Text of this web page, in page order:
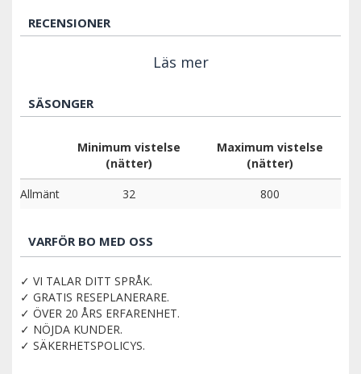
RECENSIONER
Läs mer
SÄSONGER
Minimum vistelse
(nätter)
Maximum vistelse
(nätter)
Allmänt
32 800
VARFÖR BO MED OSS
✓ VI TALAR DITT SPRÅK.
✓ GRATIS RESEPLANERARE.
✓ ÖVER 20 ÅRS ERFARENHET.
✓ NÖJDA KUNDER.
✓ SÄKERHETSPOLICYS.